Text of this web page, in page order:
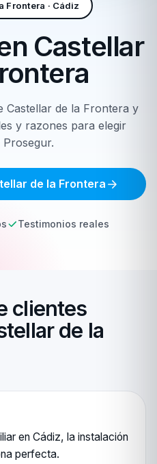
Frontera · Cádiz
Castellar
Castellar de la Frontera y
y razones para elegir
de la Frontera
Testimonios reales
clientes
de la
en Cádiz, la instalación
perfecta.